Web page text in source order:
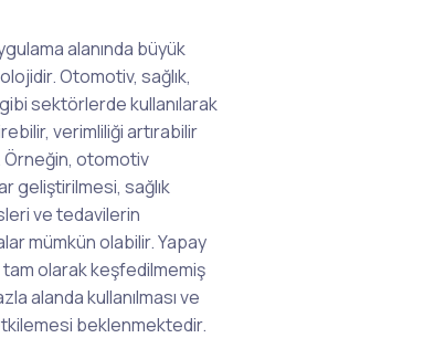
alanında büyük
Otomotiv, sağlık,
sektörlerde kullanılarak
verimliliği artırabilir
Örneğin, otomotiv
geliştirilmesi, sağlık
ve tedavilerin
mümkün olabilir. Yapay
olarak keşfedilmemiş
alanda kullanılması ve
beklenmektedir.